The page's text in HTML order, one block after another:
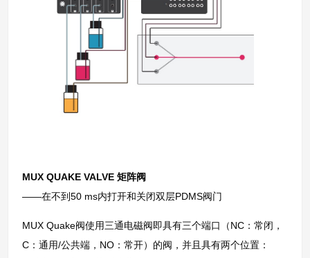
MUX QUAKE VALVE 矩阵阀
——在不到50 ms内打开和关闭双层PDMS阀门
MUX Quake阀使用三通电磁阀即具有三个端口（NC：常闭，
C：通用/公共端，NO：常开）的阀，并且具有两个位置：